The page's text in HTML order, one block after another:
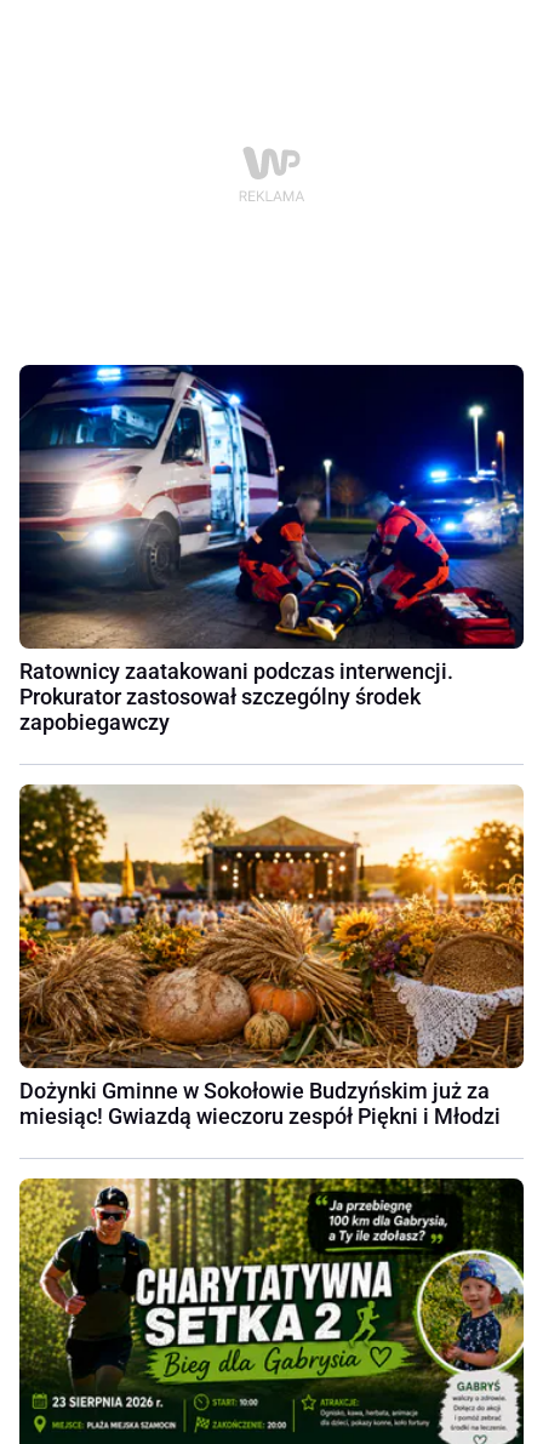
Ratownicy zaatakowani podczas interwencji.
Prokurator zastosował szczególny środek
zapobiegawczy
Dożynki Gminne w Sokołowie Budzyńskim już za
miesiąc! Gwiazdą wieczoru zespół Piękni i Młodzi